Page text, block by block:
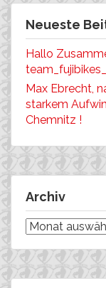
Neueste
Hallo
Max Ebrecht,
starkem
Chemnitz !
Archiv
Archiv